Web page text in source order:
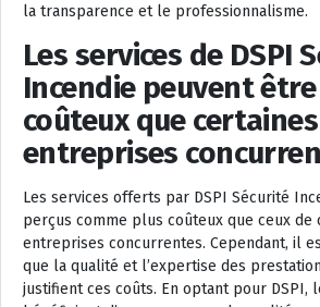
la transparence et le professionnalisme.
Les services de DSPI
Incendie peuvent
coûteux que
entreprises
Les services offerts par DSPI Sécurité
perçus comme plus coûteux que ceux de
entreprises concurrentes. Cependant, il
que la qualité et l’expertise des
justifient ces coûts. En optant pour DSPI,